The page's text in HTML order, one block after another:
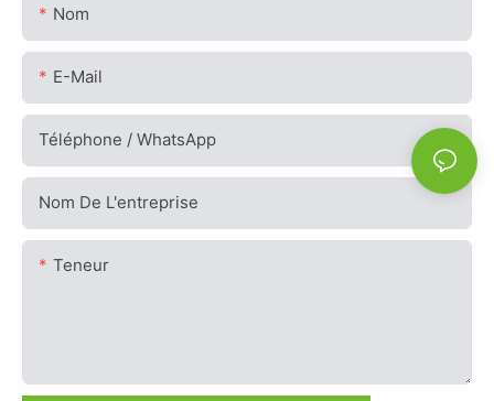
Nom
E-Mail
Téléphone / WhatsApp
Nom De L'entreprise
Teneur